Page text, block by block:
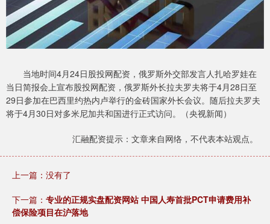
当地时间4月24日股投网配资，俄罗斯外交部发言人扎哈罗娃在
当日简报会上宣布股投网配资，俄罗斯外长拉夫罗夫将于4月28日至
29日参加在巴西里约热内卢举行的金砖国家外长会议。随后拉夫罗夫
将于4月30日对多米尼加共和国进行正式访问。（央视新闻）
汇融配资提示：文章来自网络，不代表本站观点。
上一篇：没有了
下一篇： 专业的正规实盘配资网站 中国人寿首批PCT申请费用补
偿保险项目在沪落地